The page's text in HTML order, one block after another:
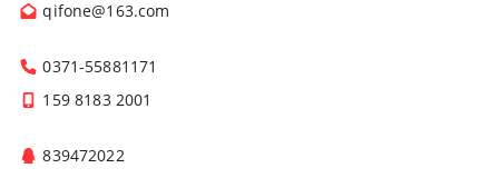
qifone@163.com
0371-55881171
159 8183 2001
839472022